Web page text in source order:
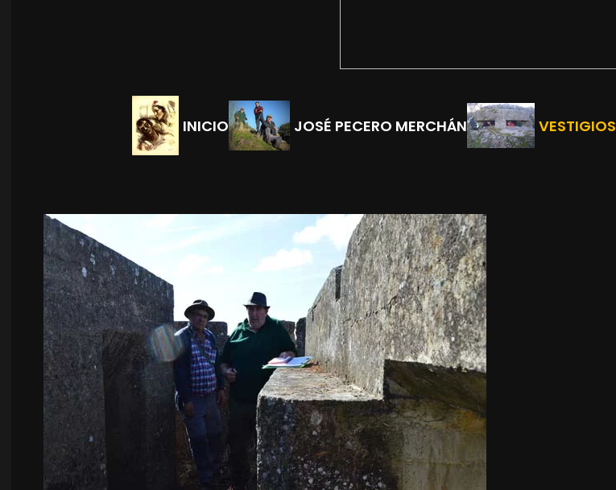
INICIO JOSÉ PECERO MERCHÁN VESTIGIOS